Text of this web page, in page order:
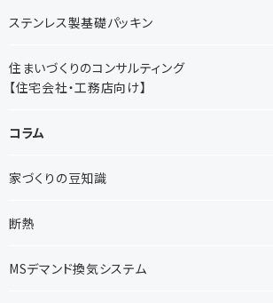
ステンレス製基礎パッキン
住まいづくりのコンサルティング
【住宅会社・工務店向け】
コラム
家づくりの豆知識
断熱
MSデマンド換気システム